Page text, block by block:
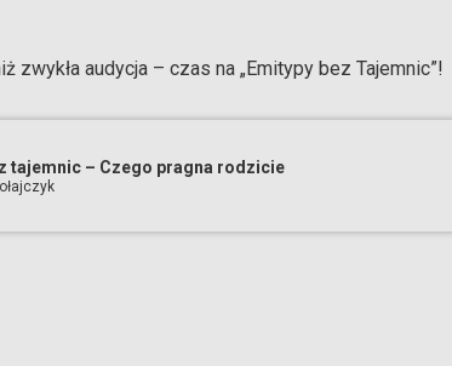
zwykła audycja – czas na „Emitypy bez Tajemnic”!
tajemnic – Czego pragna rodzicie